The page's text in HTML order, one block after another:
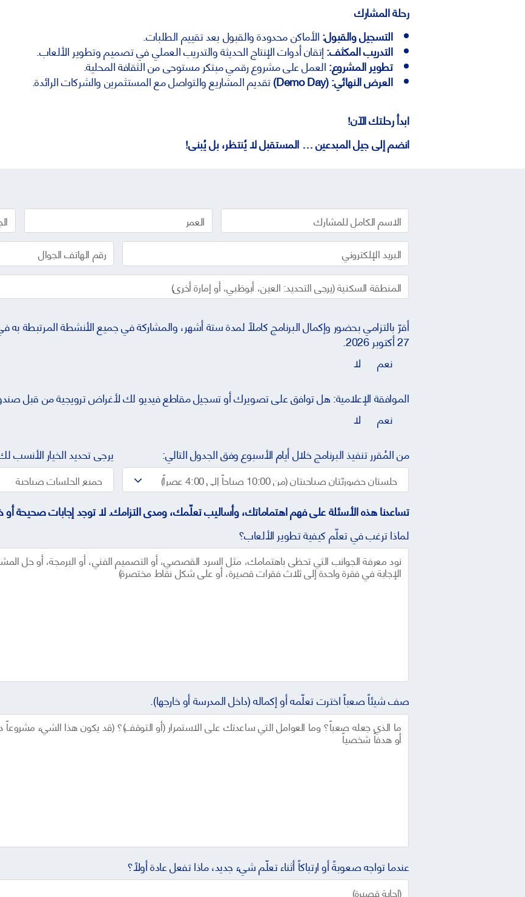
رحلة المشارك
التسجيل والقبول:الأماكن محدودة والقبول بعد تقييم الطلبات.
التدريب المكثف:إتقان أدوات الإنتاج الحديثة والتدريب العملي في تصميم وتطوير الألعاب.
تطوير المشروع:العمل على مشروع رقمي مبتكر مستوحى من الثقافة المحلية.
العرض النهائي:(Demo Day)
تقديم المشاريع والتواصل مع المستثمرين والشركات الرائدة.
ابدأ رحلتك الآن!
انضم إلى جيل المبدعين… المستقبل لا يُنتظر، بل يُبنى!
27 أكتوبر 2026.
نعم
لا
الموافقة الإعلامية: هل توافق على تصويرك أو تسجيل مقاطع فيديو لك لأغراض ترويجية من قبل
نعم
لا
‎من المُقرر تنفيذ البرنامج خلال أيام الأسبوع وفق الجدول التالي:
يرجى تحديد الخيار الأنسب
تساعدنا هذه الأسئلة على فهم اهتماماتك، وأساليب تعلّمك، ومدى التزامك. لا توجد إجابات صحيحة أو
لماذا ترغب في تعلّم كيفية تطوير الألعاب؟
صف شيئاً صعباً اخترت تعلّمه أو إكماله (داخل المدرسة أو خارجها).
عندما تواجه صعوبةً أو ارتباكاً أثناء تعلّم شيء جديد، ماذا تفعل عادة أولاً؟